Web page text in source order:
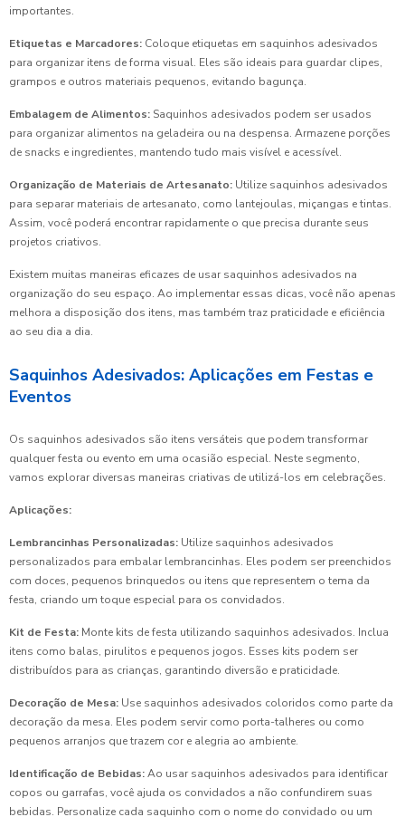
importantes.
Etiquetas e Marcadores: Coloque etiquetas em saquinhos adesivados
para organizar itens de forma visual. Eles são ideais para guardar clipes,
grampos e outros materiais pequenos, evitando bagunça.
Embalagem de Alimentos: Saquinhos adesivados podem ser usados
para organizar alimentos na geladeira ou na despensa. Armazene porções
de snacks e ingredientes, mantendo tudo mais visível e acessível.
Organização de Materiais de Artesanato: Utilize saquinhos adesivados
para separar materiais de artesanato, como lantejoulas, miçangas e tintas.
Assim, você poderá encontrar rapidamente o que precisa durante seus
projetos criativos.
Existem muitas maneiras eficazes de usar saquinhos adesivados na
organização do seu espaço. Ao implementar essas dicas, você não apenas
melhora a disposição dos itens, mas também traz praticidade e eficiência
ao seu dia a dia.
Saquinhos Adesivados: Aplicações em Festas e
Eventos
Os saquinhos adesivados são itens versáteis que podem transformar
qualquer festa ou evento em uma ocasião especial. Neste segmento,
vamos explorar diversas maneiras criativas de utilizá-los em celebrações.
Aplicações:
Lembrancinhas Personalizadas: Utilize saquinhos adesivados
personalizados para embalar lembrancinhas. Eles podem ser preenchidos
com doces, pequenos brinquedos ou itens que representem o tema da
festa, criando um toque especial para os convidados.
Kit de Festa: Monte kits de festa utilizando saquinhos adesivados. Inclua
itens como balas, pirulitos e pequenos jogos. Esses kits podem ser
distribuídos para as crianças, garantindo diversão e praticidade.
Decoração de Mesa: Use saquinhos adesivados coloridos como parte da
decoração da mesa. Eles podem servir como porta-talheres ou como
pequenos arranjos que trazem cor e alegria ao ambiente.
Identificação de Bebidas:Ao usar saquinhos adesivados para identificar
copos ou garrafas, você ajuda os convidados a não confundirem suas
bebidas. Personalize cada saquinho com o nome do convidado ou um